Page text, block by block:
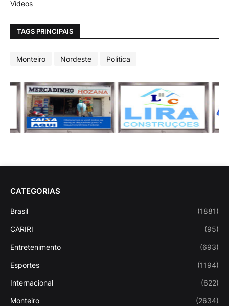
Vídeos
TAGS PRINCIPAIS
Monteiro Nordeste Politica
CATEGORIAS
Brasil (1881)
CARIRI (95)
Entretenimento (693)
Esportes (1194)
Internacional (622)
Monteiro (2634)